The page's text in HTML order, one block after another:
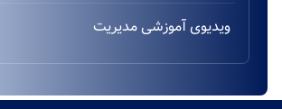
ویدیوی آموزشی مدیریت